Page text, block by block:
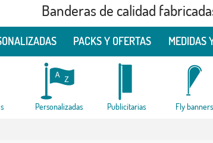
Banderas de calidad
PACKS Y OFERTAS MEDIDAS
Personalizadas Publicitarias Fly banners